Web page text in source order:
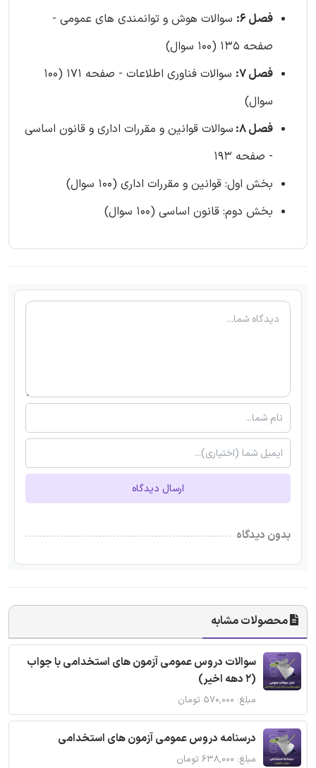
فصل 6:
سوالات هوش و توانمندی های عمومی -
صفحه 135 (100 سوال)
فصل 7:
سوالات فناوری اطلاعات - صفحه 171 (100
سوال)
فصل 8:
سوالات قوانین و مقررات اداری و قانون اساسی
- صفحه 193
بخش اول: قوانین و مقررات اداری (100 سوال)
بخش دوم: قانون اساسی (100 سوال)
ارسال دیدگاه
بدون دیدگاه
محصولات مشابه
سوالات دروس عمومی آزمون های استخدامی با جواب
(2 دهه اخیر)
مبلغ: ۵۷۰,۰۰۰ تومان
درسنامه دروس عمومی آزمون های استخدامی
مبلغ: ۶۳۸,۰۰۰ تومان